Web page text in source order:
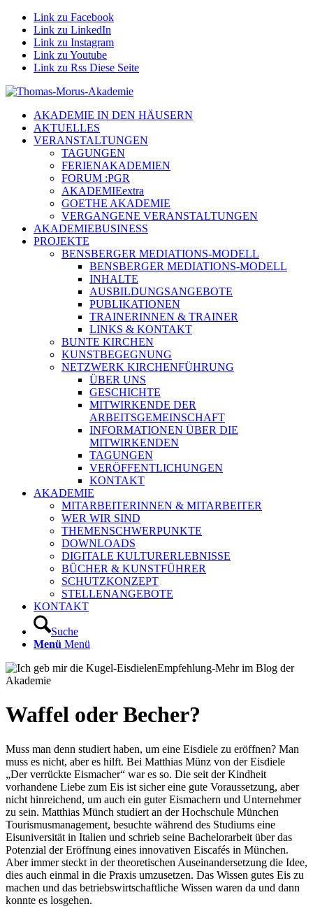
Link zu Facebook
Link zu LinkedIn
Link zu Instagram
Link zu Youtube
Link zu Rss Diese Seite
AKADEMIE IN DEN HÄUSERN
AKTUELLES
VERANSTALTUNGEN
TAGUNGEN
FERIENAKADEMIEN
FORUM :PGR
AKADEMIEextra
GOETHE AKADEMIE
VERGANGENE VERANSTALTUNGEN
AKADEMIEBUSINESS
PROJEKTE
BENSBERGER MEDIATIONS-MODELL
BENSBERGER MEDIATIONS-MODELL
INHALTE
AUSBILDUNGSANGEBOTE
PUBLIKATIONEN
TRAINERINNEN & TRAINER
LINKS & KONTAKT
BUNTE KIRCHEN
KUNSTBEGEGNUNG
NETZWERK KIRCHENFÜHRUNG
ÜBER UNS
GESCHICHTE
MITWIRKENDE DER
ARBEITSGEMEINSCHAFT
INFORMATIONEN ÜBER DIE
MITWIRKENDEN
TAGUNGEN
VERÖFFENTLICHUNGEN
KONTAKT
AKADEMIE
MITARBEITERINNEN & MITARBEITER
WER WIR SIND
THEMENSCHWERPUNKTE
DOWNLOADS
DIGITALE KULTURERLEBNISSE
BÜCHER & KUNSTFÜHRER
SCHUTZKONZEPT
STELLENANGEBOTE
KONTAKT
Suche
Menü Menü
Waffel oder Becher?
Muss man denn studiert haben, um eine Eisdiele zu eröffnen? Man
muss es nicht, aber es hilft. Bei Matthias Münz von der Eisdiele
„Der verrückte Eismacher“ war es so. Die seit der Kindheit
vorhandene Liebe zum Eis ist sicher eine gute Voraussetzung, aber
nicht hinreichend, um auch ein guter Eismachern und Unternehmer
zu sein. Matthias Münch studiert an der Hochschule München
Tourismusmanagement, besuchte während des Studiums eine
Eisuniversität in Italien und schrieb seine Bachelorarbeit über das
Potenzial der Eröffnung eines innovativen Eiscafés in München.
Aber immer steckt in der theoretischen Auseinandersetzung die Idee,
dies auch einmal in die Praxis umzusetzen. Das Wissen gutes Eis zu
machen und das betriebswirtschaftliche Wissen waren da und dann
konnte es losgehen.